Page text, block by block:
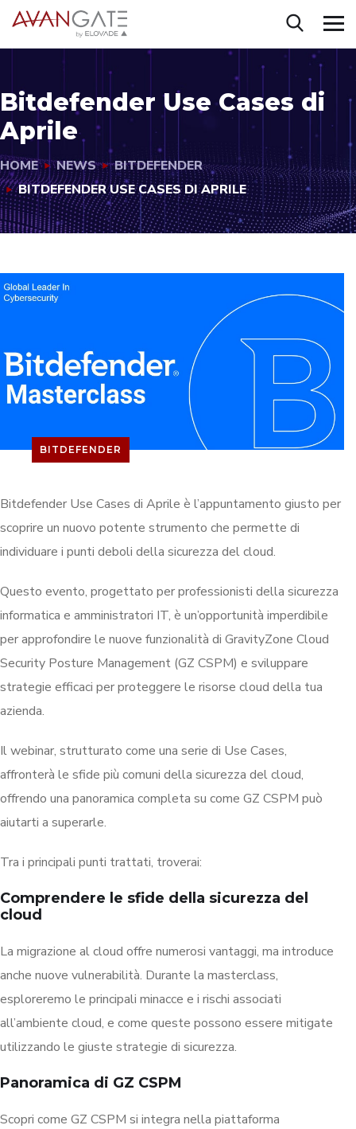
Bitdefender Use Cases di
Aprile
HOME NEWS
BITDEFENDER
BITDEFENDER USE CASES DI APRILE
BITDEFENDER
Bitdefender Use Cases di Aprile è l’appuntamento giusto per
scoprire un nuovo potente strumento che permette di
individuare i punti deboli della sicurezza del cloud.
Questo evento, progettato per professionisti della sicurezza
informatica e amministratori IT, è un’opportunità imperdibile
per approfondire le nuove funzionalità di GravityZone Cloud
Security Posture Management (GZ CSPM) e sviluppare
strategie efficaci per proteggere le risorse cloud della tua
azienda.
Il webinar, strutturato come una serie di Use Cases,
affronterà le sfide più comuni della sicurezza del cloud,
offrendo una panoramica completa su come GZ CSPM può
aiutarti a superarle.
Tra i principali punti trattati, troverai:
Comprendere le sfide della sicurezza del
cloud
La migrazione al cloud offre numerosi vantaggi, ma introduce
anche nuove vulnerabilità. Durante la masterclass,
esploreremo le principali minacce e i rischi associati
all’ambiente cloud, e come queste possono essere mitigate
utilizzando le giuste strategie di sicurezza.
Panoramica di GZ CSPM
Scopri come GZ CSPM si integra nella piattaforma